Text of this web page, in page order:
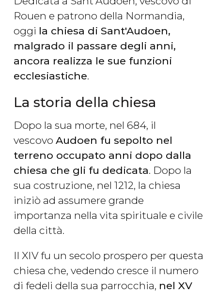
Rouen e patrono della Normandia,
oggi la chiesa di Sant'Audoen,
malgrado il passare degli anni,
ancora realizza le sue funzioni
ecclesiastiche.
La storia della chiesa
Dopo la sua morte, nel 684, il
vescovo Audoen fu sepolto nel
terreno occupato anni dopo dalla
chiesa che gli fu dedicata. Dopo la
sua costruzione, nel 1212, la chiesa
iniziò ad assumere grande
importanza nella vita spirituale e civile
della città.
Il XIV fu un secolo prospero per questa
chiesa che, vedendo cresce il numero
di fedeli della sua parrocchia, nel XV